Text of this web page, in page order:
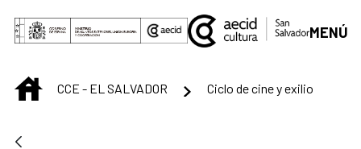
Saltar al contenido principal
MENÚ
INICIOCCE - EL SALVADOR Ciclo de cine y exilio